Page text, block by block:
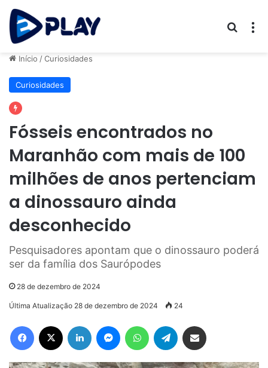
Início /Curiosidades
Curiosidades
Fósseis encontrados no
Maranhão com mais de 100
milhões de anos pertenciam
a dinossauro ainda
desconhecido
Pesquisadores apontam que o dinossauro poderá
ser da família dos Saurópodes
28 de dezembro de 2024
Última Atualização 28 de dezembro de 2024 24
Facebook Linkedin MessengerWhatsAppTelegram